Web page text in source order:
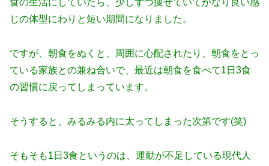
食の生活にしていたら、少しずつ痩せていてかなり良い感
じの体型にわりと短い期間になりました。
ですが、朝食をぬくと、周囲に心配されたり、朝食をとっ
ている家族との兼ね合いで、最近は朝食を食べて1日3食
の習慣に戻ってしまっています。
そうすると、みるみる内に太ってしまった次第です(笑)
そもそも1日3食というのは、運動が不足している現代人